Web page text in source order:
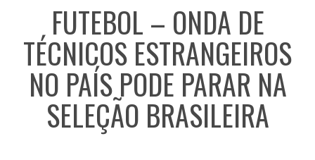
FUTEBOL – ONDA DE
TÉCNICOS ESTRANGEIROS
NO PAÍS PODE PARAR NA
SELEÇÃO BRASILEIRA